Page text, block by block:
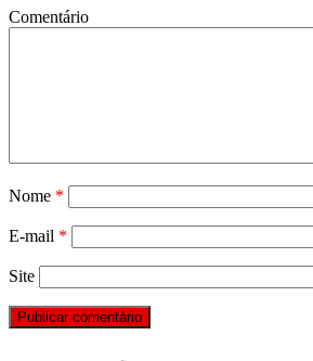
Comentário
Nome *
E-mail *
Site